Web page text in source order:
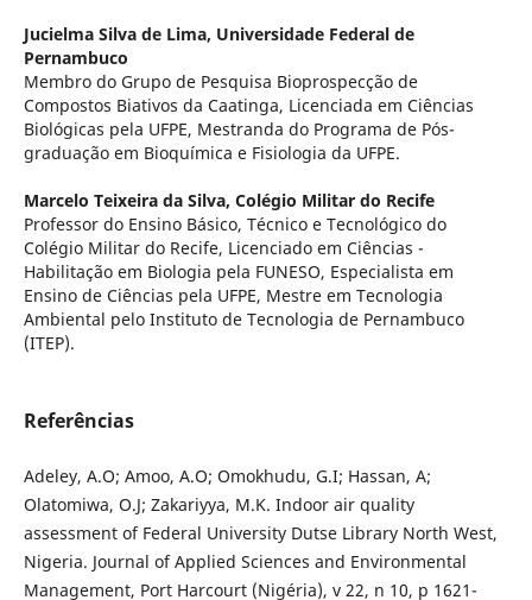
Jucielma Silva de Lima, Universidade Federal de
Pernambuco
Membro do Grupo de Pesquisa Bioprospecção de
Compostos Biativos da Caatinga, Licenciada em Ciências
Biológicas pela UFPE, Mestranda do Programa de Pós-
graduação em Bioquímica e Fisiologia da UFPE.
Marcelo Teixeira da Silva, Colégio Militar do Recife
Professor do Ensino Básico, Técnico e Tecnológico do
Colégio Militar do Recife, Licenciado em Ciências -
Habilitação em Biologia pela FUNESO, Especialista em
Ensino de Ciências pela UFPE, Mestre em Tecnologia
Ambiental pelo Instituto de Tecnologia de Pernambuco
(ITEP).
Referências
Adeley, A.O; Amoo, A.O; Omokhudu, G.I; Hassan, A;
Olatomiwa, O.J; Zakariyya, M.K. Indoor air quality
assessment of Federal University Dutse Library North West,
Nigeria. Journal of Applied Sciences and Environmental
Management, Port Harcourt (Nigéria), v 22, n 10, p 1621-